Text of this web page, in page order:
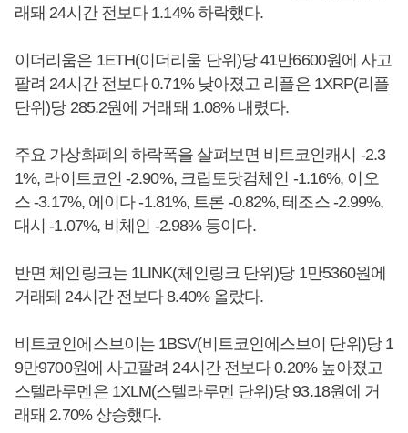
래돼 24시간 전보다 1.14% 하락했다.
이더리움은 1ETH(이더리움 단위)당 41만6600원에 사고
팔려 24시간 전보다 0.71% 낮아졌고 리플은 1XRP(리플
단위)당 285.2원에 거래돼 1.08% 내렸다.
주요 가상화폐의 하락폭을 살펴보면 비트코인캐시 -2.3
1%, 라이트코인 -2.90%, 크립토닷컴체인 -1.16%, 이오
스 -3.17%, 에이다 -1.81%, 트론 -0.82%, 테조스 -2.99%,
대시 -1.07%, 비체인 -2.98% 등이다.
반면 체인링크는 1LINK(체인링크 단위)당 1만5360원에
거래돼 24시간 전보다 8.40% 올랐다.
비트코인에스브이는 1BSV(비트코인에스브이 단위)당 1
9만9700원에 사고팔려 24시간 전보다 0.20% 높아졌고
스텔라루멘은 1XLM(스텔라루멘 단위)당 93.18원에 거
래돼 2.70% 상승했다.